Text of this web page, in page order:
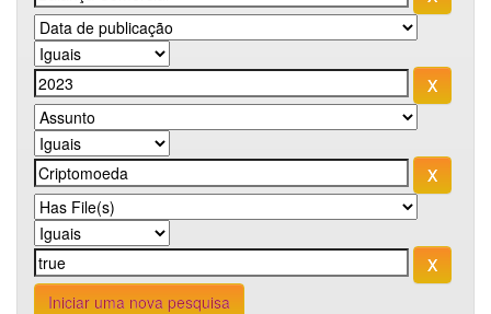
Iniciar uma nova pesquisa